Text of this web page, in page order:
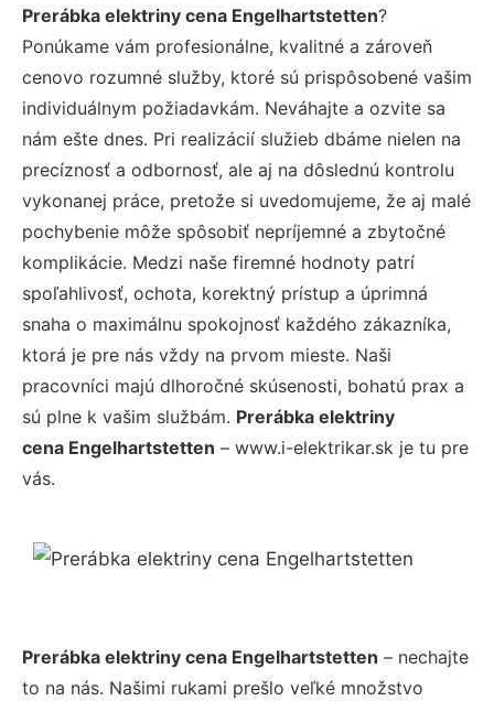
Prerábka elektriny cena Engelhartstetten?
Ponúkame vám profesionálne, kvalitné a zároveň
cenovo rozumné služby, ktoré sú prispôsobené vašim
individuálnym požiadavkám. Neváhajte a ozvite sa
nám ešte dnes. Pri realizácií služieb dbáme nielen na
precíznosť a odbornosť, ale aj na dôslednú kontrolu
vykonanej práce, pretože si uvedomujeme, že aj malé
pochybenie môže spôsobiť nepríjemné a zbytočné
komplikácie. Medzi naše firemné hodnoty patrí
spoľahlivosť, ochota, korektný prístup a úprimná
snaha o maximálnu spokojnosť každého zákazníka,
ktorá je pre nás vždy na prvom mieste. Naši
pracovníci majú dlhoročné skúsenosti, bohatú prax a
sú plne k vašim službám. Prerábka elektriny
cena Engelhartstetten – www.i-elektrikar.sk je tu pre
vás.
Prerábka elektriny cena Engelhartstetten – nechajte
to na nás. Našimi rukami prešlo veľké množstvo